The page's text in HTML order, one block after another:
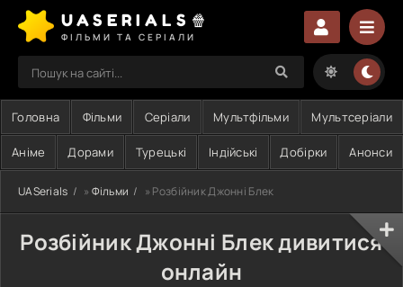
UASERIALS🍿
ФІЛЬМИ ТА СЕРІАЛИ
Головна Фільми Серіали Мультфільми Мультсеріали
Аніме Дорами Турецькі Індійські Добірки Анонси
UASerials » Фільми » Розбійник Джонні Блек
Розбійник Джонні Блек дивитися
онлайн